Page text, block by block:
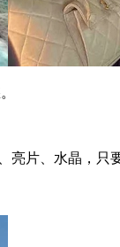
片、水晶，只